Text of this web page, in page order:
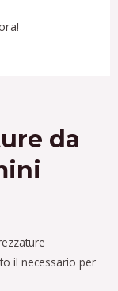
da
il necessario per